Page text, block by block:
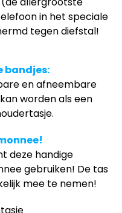
in het speciale
tegen diefstal!
bandjes:
en afneembare
worden als een
deze handige
gebruiken! De tas
mee te nemen!